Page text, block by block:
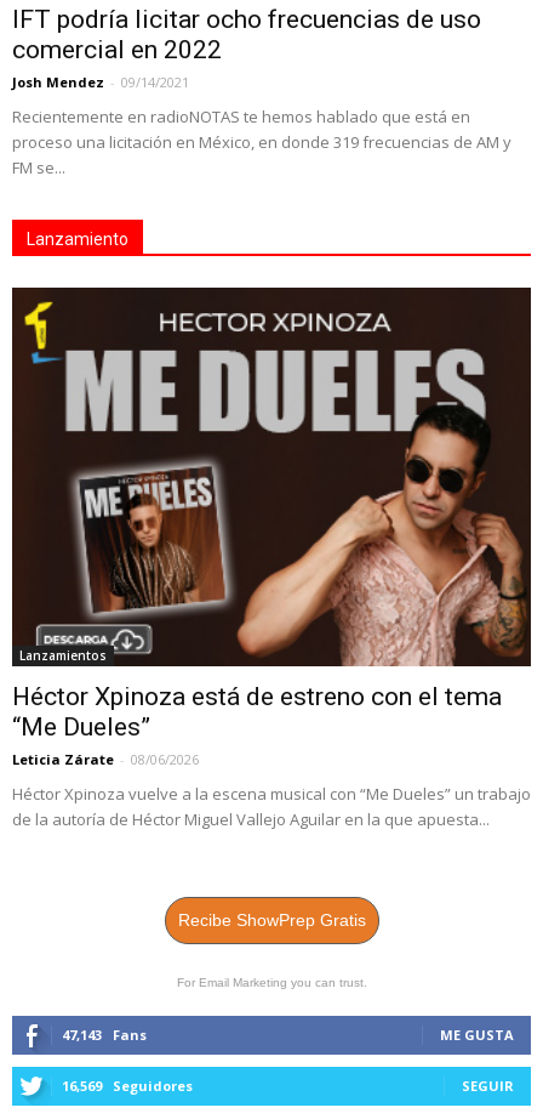
IFT podría licitar ocho frecuencias de uso
comercial en 2022
Josh Mendez - 09/14/2021
Recientemente en radioNOTAS te hemos hablado que está en
proceso una licitación en México, en donde 319 frecuencias de AM y
FM se...
Lanzamiento
Lanzamientos
Héctor Xpinoza está de estreno con el tema
“Me Dueles”
Leticia Zárate - 08/06/2026
Héctor Xpinoza vuelve a la escena musical con “Me Dueles” un trabajo
de la autoría de Héctor Miguel Vallejo Aguilar en la que apuesta...
Recibe ShowPrep Gratis
For Email Marketing you can trust.
47,143 Fans ME GUSTA
16,569 Seguidores SEGUIR